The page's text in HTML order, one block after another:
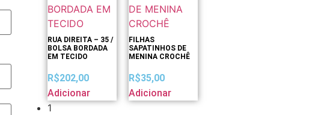
RUA DIREITA – 35 /
BOLSA BORDADA
EM TECIDO
R$202,00
Adicionar
FILHAS
SAPATINHOS DE
MENINA CROCHÊ
R$35,00
Adicionar
1